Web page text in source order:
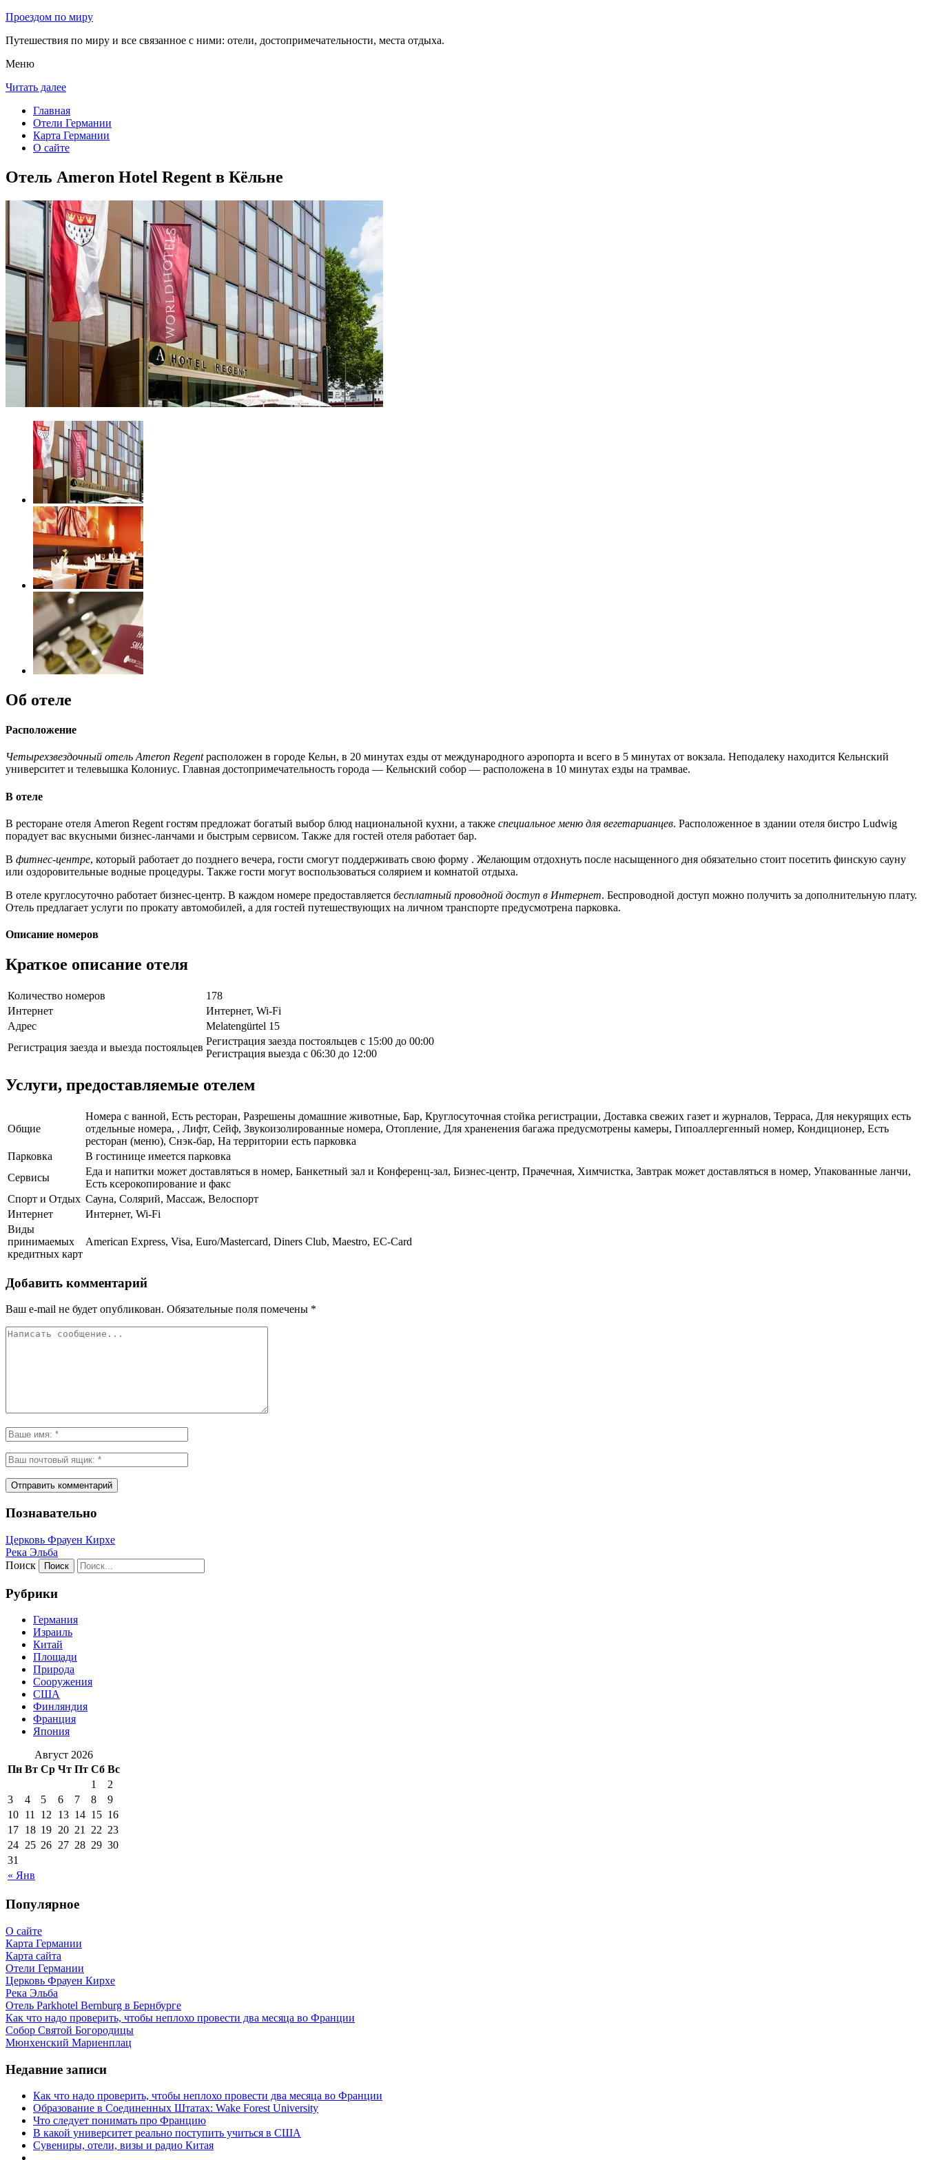
Проездом по миру
Путешествия по миру и все связанное с ними: отели, достопримечательности, места отдыха.
Меню
Читать далее
Главная
Отели Германии
Карта Германии
О сайте
Отель Ameron Hotel Regent в Кёльне
Об отеле
Расположение
Четырехзвездочный отель Ameron Regentрасположен в городе Кельн, в 20 минутах езды от международного аэропорта и всего в 5 минутах от вокзала. Неподалеку находится Кельнский
университет и телевышка Колониус. Главная достопримечательность города — Кельнский собор — расположена в 10 минутах езды на трамвае.
В отеле
В ресторане отеля Ameron Regent гостям предложат богатый выбор блюд национальной кухни, а также специальное меню для вегетарианцев. Расположенное в здании отеля бистро Ludwig
порадует вас вкусными бизнес-ланчами и быстрым сервисом. Также для гостей отеля работает бар.
В фитнес-центре, который работает до позднего вечера, гости смогут поддерживать свою форму . Желающим отдохнуть после насыщенного дня обязательно стоит посетить финскую сауну
или оздоровительные водные процедуры. Также гости могут воспользоваться солярием и комнатой отдыха.
В отеле круглосуточно работает бизнес-центр. В каждом номере предоставляется бесплатный проводной доступ в Интернет. Беспроводной доступ можно получить за дополнительную плату.
Отель предлагает услуги по прокату автомобилей, а для гостей путешествующих на личном транспорте предусмотрена парковка.
Описание номеров
Краткое описание отеля
Количество номеров
178
Интернет
Интернет, Wi-Fi
Адрес
Melatengürtel 15
Регистрация заезда и выезда постояльцев
Регистрация заезда постояльцев с 15:00 до 00:00
Регистрация выезда с 06:30 до 12:00
Услуги, предоставляемые отелем
Общие
Номера с ванной, Есть ресторан, Разрешены домашние животные, Бар, Круглосуточная стойка регистрации, Доставка свежих газет и журналов, Терраса, Для некурящих есть
отдельные номера, , Лифт, Сейф, Звукоизолированные номера, Отопление, Для храненения багажа предусмотрены камеры, Гипоаллергенный номер, Кондиционер, Есть
ресторан (меню), Снэк-бар, На территории есть парковка
Парковка
В гостинице имеется парковка
Сервисы
Еда и напитки может доставляться в номер, Банкетный зал и Конференц-зал, Бизнес-центр, Прачечная, Химчистка, Завтрак может доставляться в номер, Упакованные ланчи,
Есть ксерокопирование и факс
Спорт и Отдых Сауна, Солярий, Массаж, Велоспорт
Интернет
Интернет, Wi-Fi
Виды
принимаемых
кредитных карт
American Express, Visa, Euro/Mastercard, Diners Club, Maestro, EC-Card
Добавить комментарий
Ваш e-mail не будет опубликован. Обязательные поля помечены *
Познавательно
Церковь Фрауен Кирхе
Река Эльба
Поиск
Рубрики
Германия
Израиль
Китай
Площади
Природа
Сооружения
США
Финляндия
Франция
Япония
Август 2026
Пн Вт Ср Чт Пт Сб Вс
« Янв
1
2
3
4 5 6 7 8
9
10 11 12 13 14 15 16
17 18 19 20 21 22 23
24 25 26 27 28 29 30
31
Популярное
О сайте
Карта Германии
Карта сайта
Отели Германии
Церковь Фрауен Кирхе
Река Эльба
Отель Parkhotel Bernburg в Бернбурге
Как что надо проверить, чтобы неплохо провести два месяца во Франции
Собор Святой Богородицы
Мюнхенский Мариенплац
Недавние записи
Как что надо проверить, чтобы неплохо провести два месяца во Франции
Образование в Соединенных Штатах: Wake Forest University
Что следует понимать про Францию
В какой университет реально поступить учиться в США
Сувениры, отели, визы и радио Китая